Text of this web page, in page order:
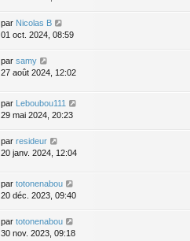
par Nicolas B
01 oct. 2024, 08:59
par samy
27 août 2024, 12:02
par Leboubou111
29 mai 2024, 20:23
par resideur
20 janv. 2024, 12:04
par totonenabou
20 déc. 2023, 09:40
par totonenabou
30 nov. 2023, 09:18